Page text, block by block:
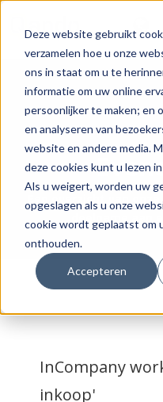
Deze website gebruikt
verzamelen hoe u onze
ons in staat om u te
informatie om uw online
persoonlijker te maken; en
en analyseren van
website en andere media.
deze cookies kunt u lezen
Als u weigert, worden uw
opgeslagen als u onze
cookie wordt geplaatst om
onthouden.
Accepteren
Een overzicht van
deelname aan
InCompany
inkoop'